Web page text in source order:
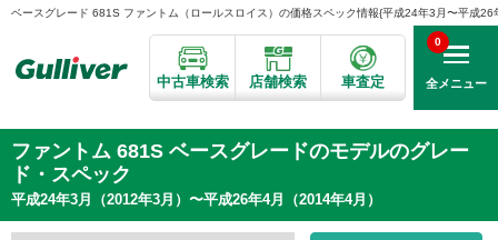
ベースグレード 681S ファントム（ロールスロイス）の価格スペック情報{平成24年3月〜平成
中古車検索 店舗検索 車査定 全メニュー
0
ファントム 681S ベースグレードのモデルのグレー
ド・スペック
平成24年3月（2012年3月）〜平成26年4月（2014年4月）